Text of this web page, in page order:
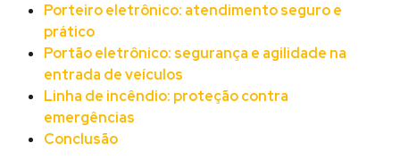
Porteiro eletrônico: atendimento seguro e
prático
Portão eletrônico: segurança e agilidade na
entrada de veículos
Linha de incêndio: proteção contra
emergências
Conclusão